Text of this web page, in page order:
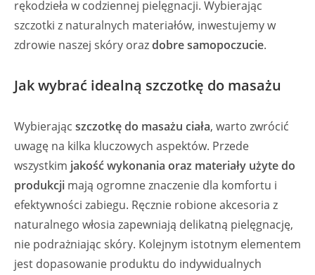
rękodzieła w codziennej pielęgnacji. Wybierając
szczotki z naturalnych materiałów, inwestujemy w
zdrowie naszej skóry orazdobre samopoczucie.
Jak wybrać idealną szczotkę do masażu
Wybierając szczotkę do masażu ciała, warto zwrócić
uwagę na kilka kluczowych aspektów. Przede
wszystkim jakość wykonania oraz materiały użyte do
produkcji mają ogromne znaczenie dla komfortu i
efektywności zabiegu. Ręcznie robione akcesoria z
naturalnego włosia zapewniają delikatną pielęgnację,
nie podrażniając skóry. Kolejnym istotnym elementem
jest dopasowanie produktu do indywidualnych